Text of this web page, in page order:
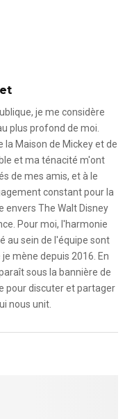
je me considère
plus profond de moi.
Maison de Mickey et de
et ma ténacité m'ont
de mes amis, et à le
constant pour la
The Walt Disney
Pour moi, l'harmonie
au sein de l'équipe sont
mène depuis 2016. En
sous la bannière de
pour discuter et partager
nous unit.